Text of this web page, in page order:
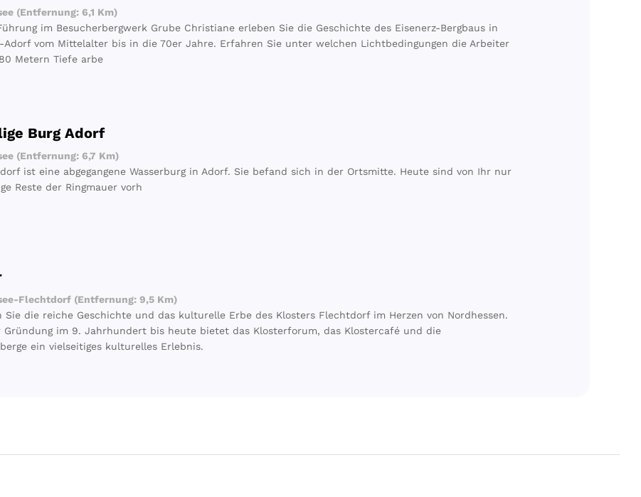
(Entfernung: 6,1 Km)
im Besucherbergwerk Grube Christiane erleben Sie die Geschichte des Eisenerz-Bergbaus in
Adorf vom Mittelalter bis in die 70er Jahre. Erfahren Sie unter welchen Lichtbedingungen die Arbeiter
Metern Tiefe arbe
Burg Adorf
(Entfernung: 6,7 Km)
ist eine abgegangene Wasserburg in Adorf. Sie befand sich in der Ortsmitte. Heute sind von Ihr nur
Reste der Ringmauer vorh
Flechtdorf (Entfernung: 9,5 Km)
Sie die reiche Geschichte und das kulturelle Erbe des Klosters Flechtdorf im Herzen von Nordhessen.
Gründung im 9. Jahrhundert bis heute bietet das Klosterforum, das Klostercafé und die
ein vielseitiges kulturelles Erlebnis.